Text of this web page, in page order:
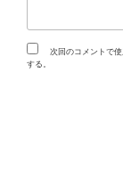
次回のコメントで
する。